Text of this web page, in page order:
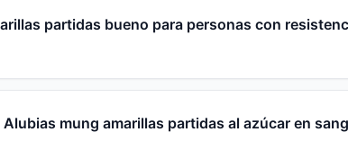
partidas bueno para personas con
mung amarillas partidas al azúcar en